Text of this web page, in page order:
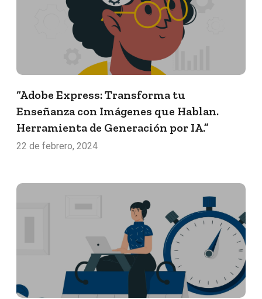
“Adobe Express: Transforma tu
Enseñanza con Imágenes que Hablan.
Herramienta de Generación por IA.”
22 de febrero, 2024